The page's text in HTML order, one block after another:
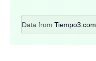
Data from Tiempo3.com